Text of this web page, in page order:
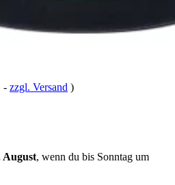
- zzgl. Versand )
August, wenn du bis Sonntag um